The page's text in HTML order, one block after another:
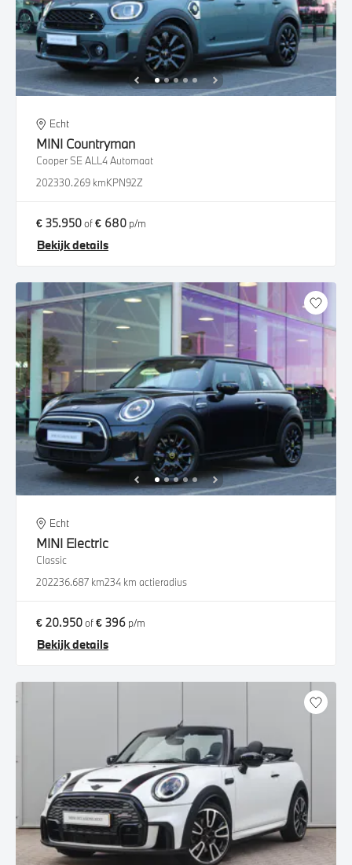
Echt
MINI Countryman
Cooper SE ALL4 Automaat
202330.269 kmKPN92Z
€ 35.950of€ 680 p/m
Bekijk details
Echt
MINI Electric
Classic
202236.687 km234 km actieradius
€ 20.950of€ 396 p/m
Bekijk details